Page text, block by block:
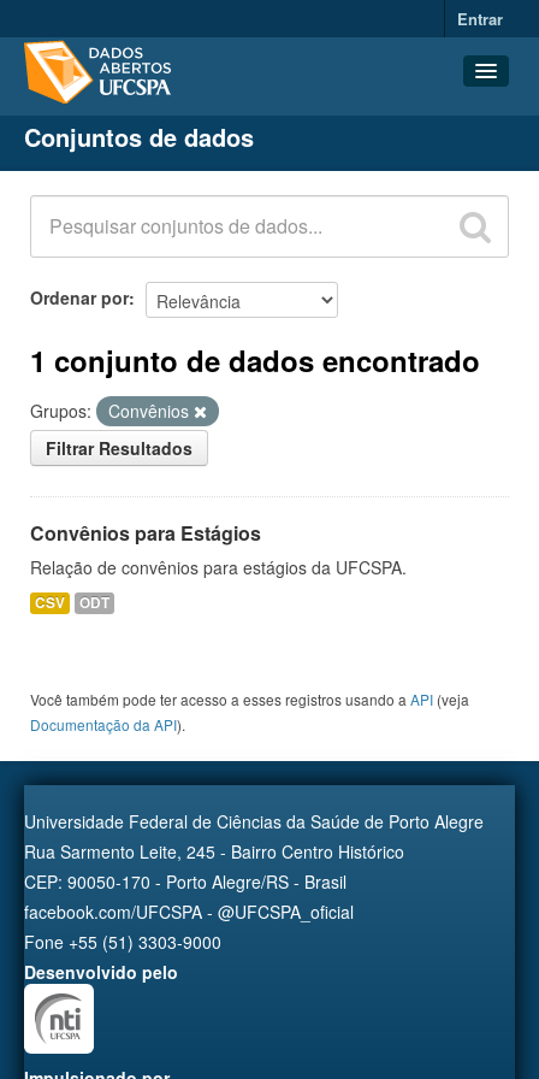
Entrar
Conjuntos de dados
Organizações
Grupos
Sobre
Conjuntos de dados
Ordenar por
1 conjunto de dados encontrado
Grupos:
Convênios
Filtrar Resultados
Convênios para Estágios
Relação de convênios para estágios da UFCSPA.
CSV ODT
Você também pode ter acesso a esses registros usando a API (veja
Documentação da API).
Universidade Federal de Ciências da Saúde de Porto Alegre
Rua Sarmento Leite, 245 - Bairro Centro Histórico
CEP: 90050-170 - Porto Alegre/RS - Brasil
facebook.com/UFCSPA - @UFCSPA_oficial
Fone +55 (51) 3303-9000
Desenvolvido pelo